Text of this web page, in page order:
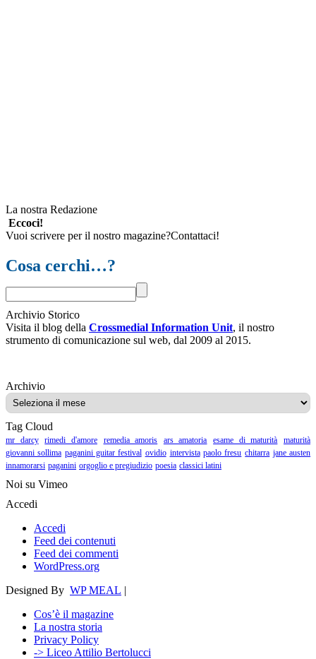
La nostra Redazione
Eccoci!
Vuoi scrivere per il nostro magazine?Contattaci!
Cosa cerchi…?
Archivio Storico
Visita il blog della Crossmedial Information Unit, il nostro
strumento di comunicazione sul web, dal 2009 al 2015.
ArchivioArchivio
Tag Cloud
mr darcy rimedi d'amore remedia amoris ars amatoria esame di maturità
maturità
giovanni sollima paganini guitar festival ovidio intervista paolo fresu chitarra jane austen
innamorarsi paganini orgoglio e pregiudizio poesia classici latini
Noi su Vimeo
Accedi
Accedi
Feed dei contenuti
Feed dei commenti
WordPress.org
Designed By WP MEAL |
Cos’è il magazine
La nostra storia
Privacy Policy
-> Liceo Attilio Bertolucci